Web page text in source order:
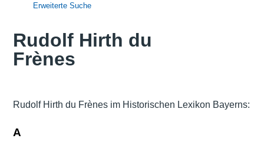
Erweiterte Suche
Rudolf Hirth du
Frènes
Rudolf Hirth du Frènes im Historischen Lexikon Bayerns:
A